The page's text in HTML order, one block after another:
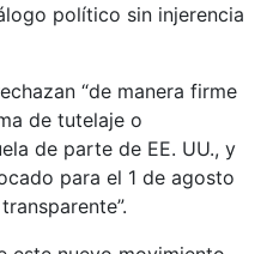
político sin injerencia
“de manera firme
de tutelaje o
de parte de EE. UU., y
para el 1 de agosto